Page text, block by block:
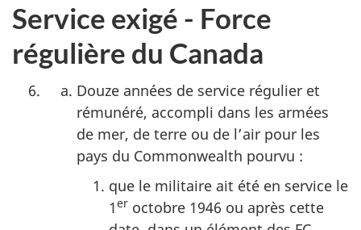
Service exigé - Force
régulière du Canada
Douze années de service régulier et
rémunéré, accompli dans les armées
de mer, de terre ou de l’air pour les
pays du Commonwealth pourvu :
que le militaire ait été en service le
1er octobre 1946 ou après cette